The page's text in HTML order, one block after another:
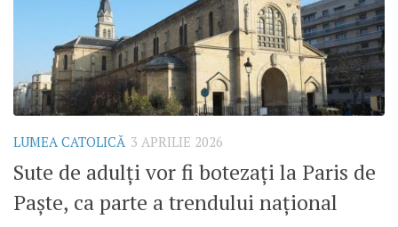
LUMEA CATOLICĂ 3 APRILIE 2026
Sute de adulți vor fi botezați la Paris de
Paște, ca parte a trendului național